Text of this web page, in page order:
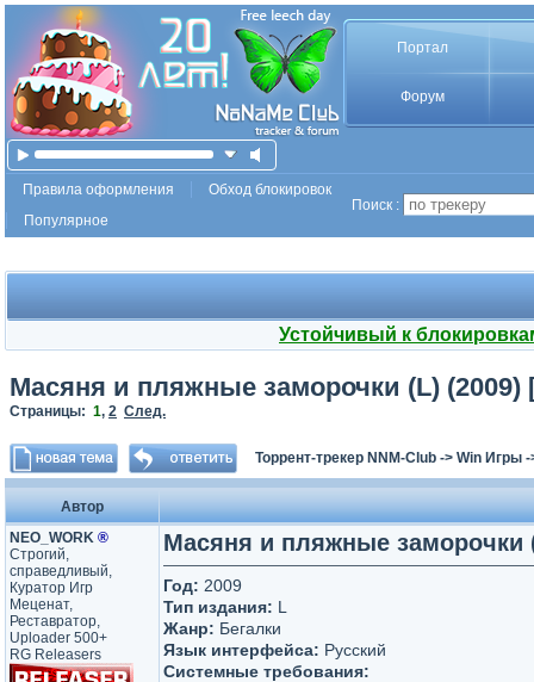
Портал
Форум
Правила оформления
Обход блокировок
Популярное
Поиск :
Устойчивый к
Масяня и пляжные заморочки (L) (2009)
Страницы: 1, 2 След.
Торрент-трекер NNM-Club -> Win Игры
Автор
NEO_WORK ®
Строгий,
справедливый,
Куратор Игр
Меценат,
Реставратор,
Uploader 500+
RG Releasers
Масяня и пляжные заморочки
Год: 2009
Тип издания: L
Жанр: Бегалки
Язык интерфейса: Русский
Системные требования: